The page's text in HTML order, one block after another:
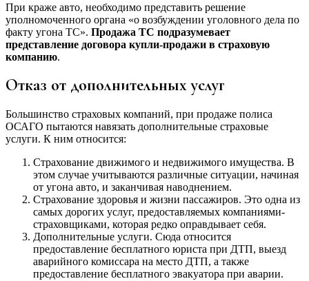
При краже авто, необходимо представить решение
уполномоченного органа «о возбуждении уголовного дела по
факту угона ТС». Продажа ТС подразумевает
представление договора купли-продажи в страховую
компанию.
Отказ от дополнительных услуг
Большинство страховых компаний, при продаже полиса
ОСАГО пытаются навязать дополнительные страховые
услуги. К ним относится:
Страхование движимого и недвижимого имущества. В
этом случае учитываются различные ситуации, начиная
от угона авто, и заканчивая наводнением.
Страхование здоровья и жизни пассажиров. Это одна из
самых дорогих услуг, предоставляемых компаниями-
страховщиками, которая редко оправдывает себя.
Дополнительные услуги. Сюда относится
предоставление бесплатного юриста при ДТП, выезд
аварийного комиссара на место ДТП, а также
предоставление бесплатного эвакуатора при аварии.